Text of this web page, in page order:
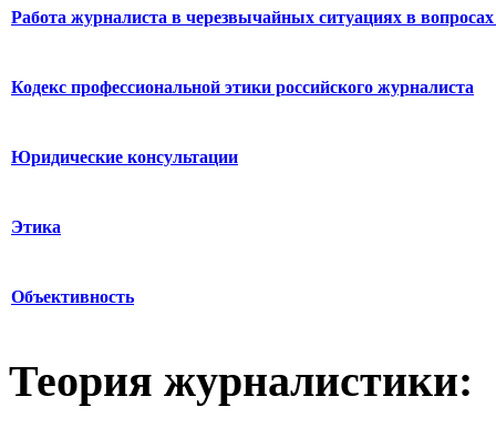
Работа журналиста в черезвычайных ситуациях в вопросах
Кодекс профессиональной этики российского журналиста
Юридические консультации
Этика
Объективность
Теория журналистики: